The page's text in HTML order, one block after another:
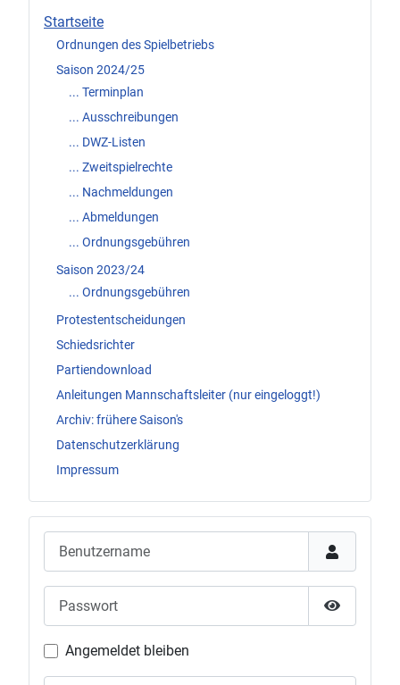
Startseite
Ordnungen des Spielbetriebs
Saison 2024/25
... Terminplan
... Ausschreibungen
... DWZ-Listen
... Zweitspielrechte
... Nachmeldungen
... Abmeldungen
... Ordnungsgebühren
Saison 2023/24
... Ordnungsgebühren
Protestentscheidungen
Schiedsrichter
Partiendownload
Anleitungen Mannschaftsleiter (nur eingeloggt!)
Archiv: frühere Saison's
Datenschutzerklärung
Impressum
Passwort
Angemeldet bleiben